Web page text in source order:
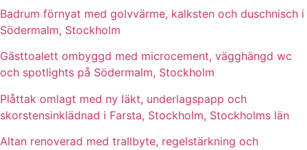
Badrum förnyat med golvvärme, kalksten och duschnisch i
Södermalm, Stockholm
Gästtoalett ombyggd med microcement, vägghängd wc
och spotlights på Södermalm, Stockholm
Plåttak omlagt med ny läkt, underlagspapp och
skorstensinklädnad i Farsta, Stockholm, Stockholms län
Altan renoverad med trallbyte, regelstärkning och